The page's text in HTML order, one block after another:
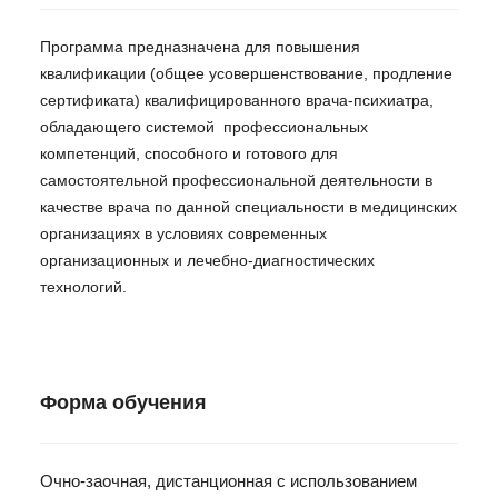
Программа предназначена для повышения
квалификации (общее усовершенствование, продление
сертификата) квалифицированного врача-психиатра,
обладающего системой профессиональных
компетенций, способного и готового для
самостоятельной профессиональной деятельности в
качестве врача по данной специальности в медицинских
организациях в условиях современных
организационных и лечебно-диагностических
технологий.
Форма обучения
Очно-заочная, дистанционная с использованием